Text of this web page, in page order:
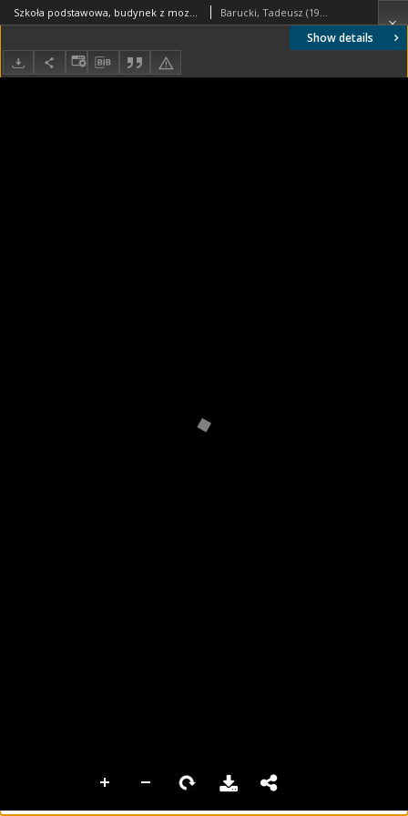
Show details
Szkoła podstawowa, budynek z mozaiką i bloki mieszkalne, Poznań Barucki, Tadeusz (1922- ). Fotograf